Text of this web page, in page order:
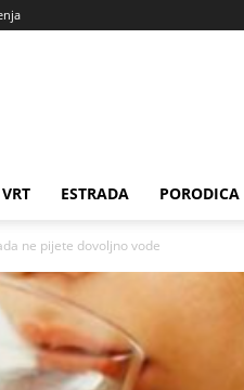
ESTRADA PORODICA
ne pijete dovoljno vode